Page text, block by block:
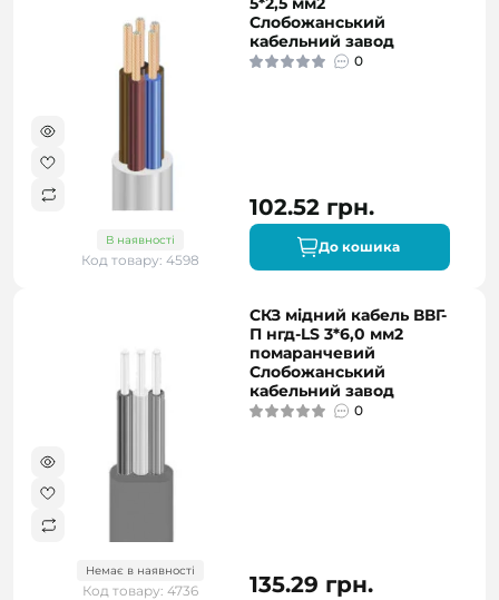
В наявності
Код товару: 4598
Слобожанський
кабельний завод
0
102.52 грн.
До кошика
Немає в наявності
Код товару: 4736
СКЗ мідний кабель ВВГ-
П нгд-LS 3*6,0 мм2
помаранчевий
Слобожанський
кабельний завод
0
135.29 грн.